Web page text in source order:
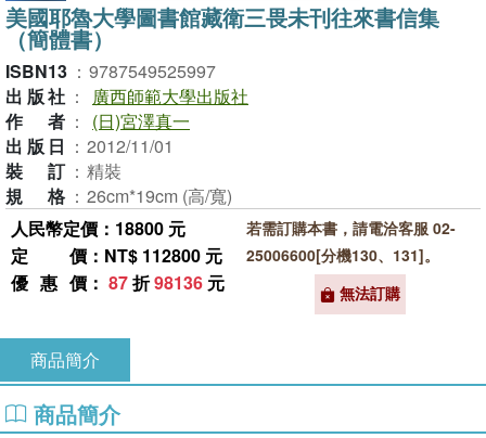
美國耶魯大學圖書館藏衛三畏未刊往來書信集
（簡體書）
ISBN13 ： 9787549525997
出版社 ：
廣西師範大學出版社
作者 ：
(日)宮澤真一
出版日 ： 2012/11/01
裝訂 ： 精裝
規格 ： 26cm*19cm (高/寬)
人民幣定價：18800 元
定價 ：NT$ 112800 元
優惠價 ： 87折98136 元
若需訂購本書，請電洽客服 02-
25006600[分機130、131]。
無法訂購
商品簡介
商品簡介